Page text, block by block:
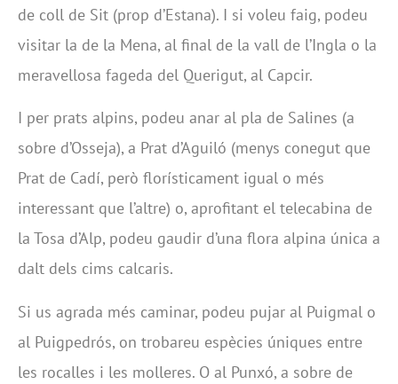
de coll de Sit (prop d’Estana). I si voleu faig, podeu
visitar la de la Mena, al final de la vall de l’Ingla o la
meravellosa fageda del Querigut, al Capcir.
I per prats alpins, podeu anar al pla de Salines (a
sobre d’Osseja), a Prat d’Aguiló (menys conegut que
Prat de Cadí, però florísticament igual o més
interessant que l’altre) o, aprofitant el telecabina de
la Tosa d’Alp, podeu gaudir d’una flora alpina única a
dalt dels cims calcaris.
Si us agrada més caminar, podeu pujar al Puigmal o
al Puigpedrós, on trobareu espècies úniques entre
les rocalles i les molleres. O al Punxó, a sobre de